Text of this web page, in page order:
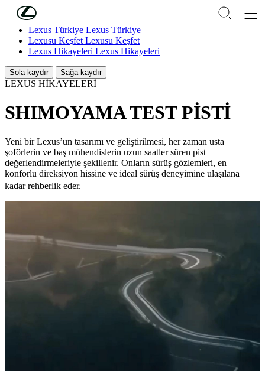
Skip to Main Content
Lexus Türkiye Lexus Türkiye
Lexusu Keşfet Lexusu Keşfet
Lexus Hikayeleri Lexus Hikayeleri
Sola kaydır Sağa kaydır
LEXUS HİKAYELERİ
SHIMOYAMA TEST PİSTİ
Yeni bir Lexus’un tasarımı ve geliştirilmesi, her zaman usta
şoförlerin ve baş mühendislerin uzun saatler süren pist
değerlendirmeleriyle şekillenir. Onların sürüş gözlemleri, en
konforlu direksiyon hissine ve ideal sürüş deneyimine ulaşılana
kadar rehberlik eder.